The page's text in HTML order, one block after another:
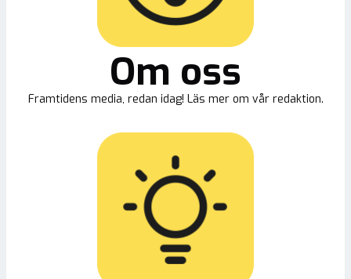
Om oss
Framtidens media, redan idag! Läs mer om vår redaktion.